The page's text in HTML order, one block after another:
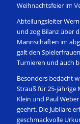
Weihnachtsfeier im
Abteilungsleiter
und zog Bilanz über
Mannschaften im
galt den
Turnieren und auch
Besonders bedacht
Strauß für 25-jährige
Klein und Paul
geehrt. Die Jubilare
geschmackvolle